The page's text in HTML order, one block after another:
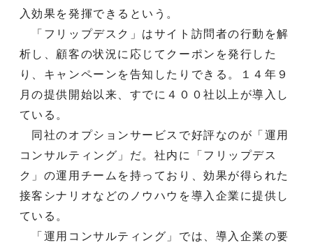
入効果を発揮できるという。
「フリップデスク」はサイト訪問者の行動を解
析し、顧客の状況に応じてクーポンを発行した
り、キャンペーンを告知したりできる。１４年９
月の提供開始以来、すでに４００社以上が導入し
ている。
同社のオプションサービスで好評なのが「運用
コンサルティング」だ。社内に「フリップデス
ク」の運用チームを持っており、効果が得られた
接客シナリオなどのノウハウを導入企業に提供し
ている。
「運用コンサルティング」では、導入企業の要